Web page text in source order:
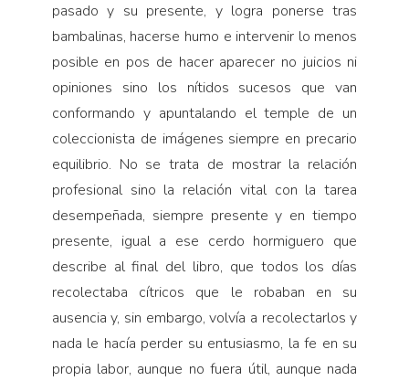
pasado y su presente, y logra ponerse tras
bambalinas, hacerse humo e intervenir lo menos
posible en pos de hacer aparecer no juicios ni
opiniones sino los nítidos sucesos que van
conformando y apuntalando el temple de un
coleccionista de imágenes siempre en precario
equilibrio. No se trata de mostrar la relación
profesional sino la relación vital con la tarea
desempeñada, siempre presente y en tiempo
presente, igual a ese cerdo hormiguero que
describe al final del libro, que todos los días
recolectaba cítricos que le robaban en su
ausencia y, sin embargo, volvía a recolectarlos y
nada le hacía perder su entusiasmo, la fe en su
propia labor, aunque no fuera útil, aunque nada